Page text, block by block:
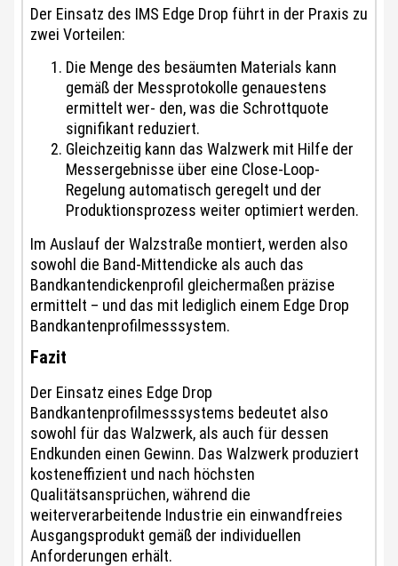
Der Einsatz des IMS Edge Drop führt in der Praxis zu
zwei Vorteilen:
Die Menge des besäumten Materials kann
gemäß der Messprotokolle genauestens
ermittelt wer- den, was die Schrottquote
signifikant reduziert.
Gleichzeitig kann das Walzwerk mit Hilfe der
Messergebnisse über eine Close-Loop-
Regelung automatisch geregelt und der
Produktionsprozess weiter optimiert werden.
Im Auslauf der Walzstraße montiert, werden also
sowohl die Band-Mittendicke als auch das
Bandkantendickenprofil gleichermaßen präzise
ermittelt – und das mit lediglich einem Edge Drop
Bandkantenprofilmesssystem.
Fazit
Der Einsatz eines Edge Drop
Bandkantenprofilmesssystems bedeutet also
sowohl für das Walzwerk, als auch für dessen
Endkunden einen Gewinn. Das Walzwerk produziert
kosteneffizient und nach höchsten
Qualitätsansprüchen, während die
weiterverarbeitende Industrie ein einwandfreies
Ausgangsprodukt gemäß der individuellen
Anforderungen erhält.